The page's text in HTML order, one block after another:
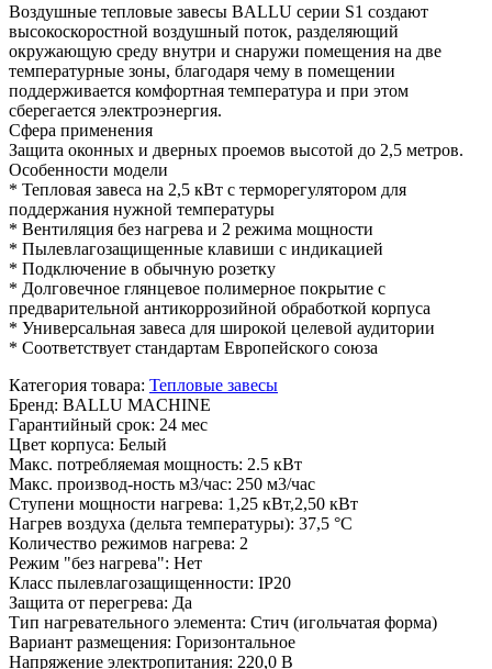
Воздушные тепловые завесы BALLU серии S1 создают
высокоскоростной воздушный поток, разделяющий
окружающую среду внутри и снаружи помещения на две
температурные зоны, благодаря чему в помещении
поддерживается комфортная температура и при этом
сберегается электроэнергия.
Сфера применения
Защита оконных и дверных проемов высотой до 2,5 метров.
Особенности модели
* Тепловая завеса на 2,5 кВт с терморегулятором для
поддержания нужной температуры
* Вентиляция без нагрева и 2 режима мощности
* Пылевлагозащищенные клавиши с индикацией
* Подключение в обычную розетку
* Долговечное глянцевое полимерное покрытие с
предварительной антикоррозийной обработкой корпуса
* Универсальная завеса для широкой целевой аудитории
* Соответствует стандартам Европейского союза
Категория товара: Тепловые завесы
Бренд: BALLU MACHINE
Гарантийный срок: 24 мес
Цвет корпуса: Белый
Макс. потребляемая мощность: 2.5 кВт
Макс. производ-ность м3/час: 250 м3/час
Ступени мощности нагрева: 1,25 кВт,2,50 кВт
Нагрев воздуха (дельта температуры): 37,5 °С
Количество режимов нагрева: 2
Режим "без нагрева": Нет
Класс пылевлагозащищенности: IP20
Защита от перегрева: Да
Тип нагревательного элемента: Стич (игольчатая форма)
Вариант размещения: Горизонтальное
Напряжение электропитания: 220,0 В